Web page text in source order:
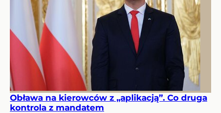
Obława na kierowców z „aplikacją”. Co druga
kontrola z mandatem